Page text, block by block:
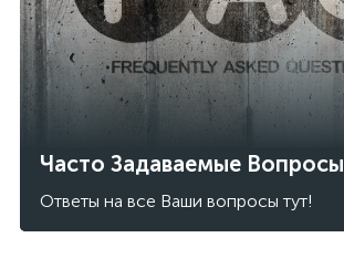
Часто Задаваемые Вопросы
Ответы на все Ваши вопросы тут!